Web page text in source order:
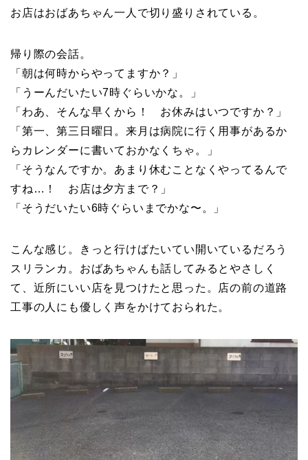
お店はおばあちゃん一人で切り盛りされている。
帰り際の会話。
「朝は何時からやってますか？」
「うーんだいたい7時ぐらいかな。」
「わあ、そんな早くから！ お休みはいつですか？」
「第一、第三日曜日。来月は病院に行く用事があるか
らカレンダーに書いておかなくちゃ。」
「そうなんですか。あまり休むことなくやってるんで
すね…！ お店は夕方まで？」
「そうだいたい6時ぐらいまでかな〜。」
こんな感じ。きっと行けばたいてい開いているだろう
スリランカ。おばあちゃんも話してみるとやさしく
て、近所にいい店を見つけたと思った。店の前の道路
工事の人にも優しく声をかけておられた。